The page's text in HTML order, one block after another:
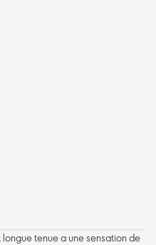
tenue a une sensation de